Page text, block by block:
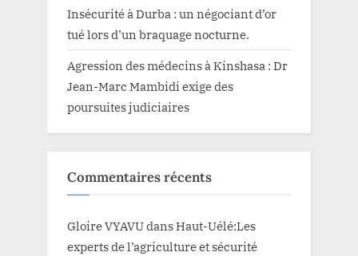
Insécurité à Durba : un négociant d’or
tué lors d’un braquage nocturne.
Agression des médecins à Kinshasa : Dr
Jean-Marc Mambidi exige des
poursuites judiciaires
Commentaires récents
Gloire VYAVUdansHaut-Uélé:Les
experts de l’agriculture et sécurité